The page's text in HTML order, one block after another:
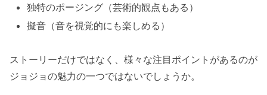
独特のポージング（芸術的観点もある）
擬音（音を視覚的にも楽しめる）
ストーリーだけではなく、様々な注目ポイントがあるのが
ジョジョの魅力の一つではないでしょうか。